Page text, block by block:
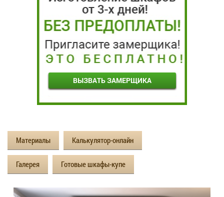
ВЫЗВАТЬ ЗАМЕРЩИКА
Материалы Калькулятор-онлайн
Галерея Готовые шкафы-купе